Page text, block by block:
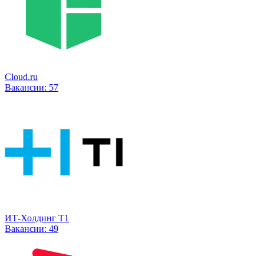
Cloud.ru
Вакансии: 57
ИТ-Холдинг Т1
Вакансии: 49